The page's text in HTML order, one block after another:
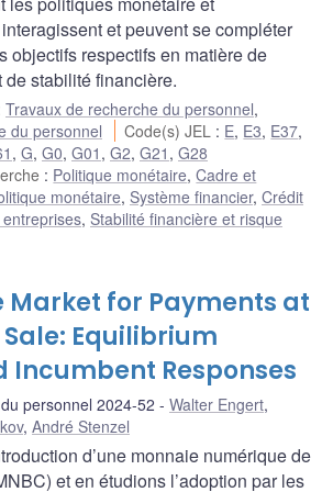
et peuvent se compléter
objectifs respectifs en matière de
stabilité financière.
Travaux de recherche du personnel,
du personnel
Code(s) JEL : E, E3, E37,
, G, G0, G01 , G2, G21 , G28
: Politique monétaire,Cadre et
monétaire, Système financier, Crédit
, Stabilité financière et risque
Market for Payments at
Equilibrium
Incumbent Responses
personnel 2024-52 Walter Engert,
, André Stenzel
d’une monnaie numérique de
et en étudions l’adoption par les